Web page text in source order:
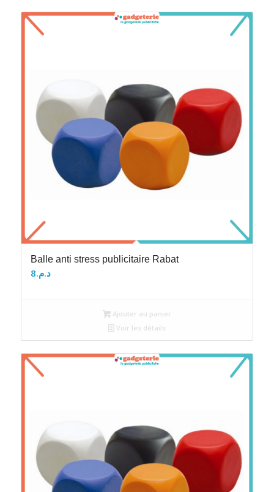
Balle anti stress publicitaire Rabat
د.م.8
Ajouter au panier
Voir les détails